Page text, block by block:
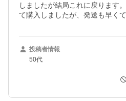
しましたが結局これに戻ります
て購入しましたが、発送も早くて
投稿者情報
50代